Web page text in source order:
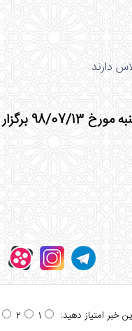
دارند
نمی گردد
خبر امتیاز دهید: 1
2